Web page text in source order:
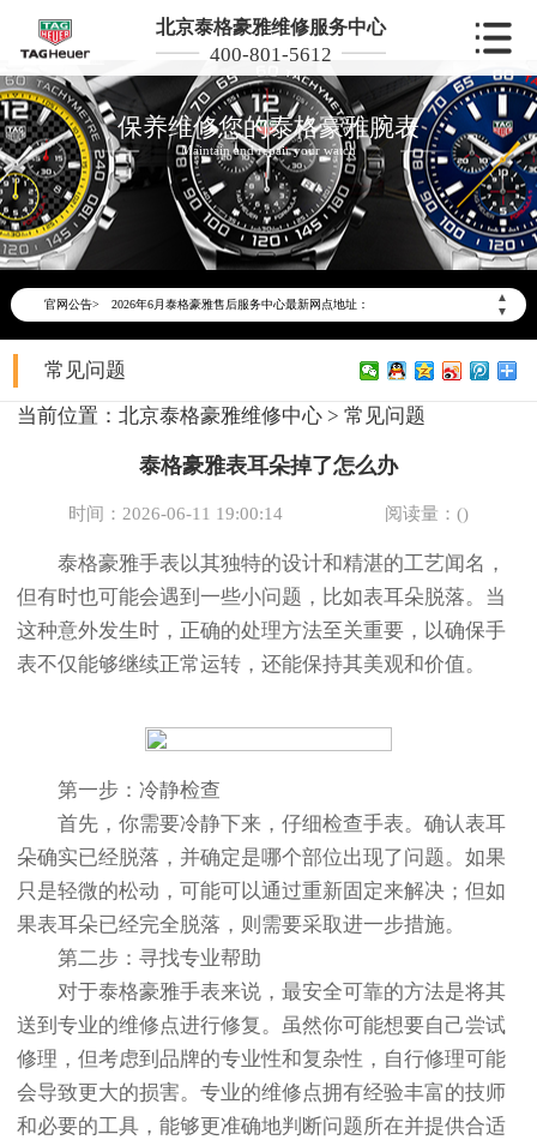
北京泰格豪雅维修服务中心
400-801-5612
保养维修您的泰格豪雅腕表
Maintain and repair your watch
官网公告>
▲
▼
2026年6月泰格豪雅北京市售后服务网络优化升级公告
2026年6月北京市泰格豪雅官方售后客户服务热线：400-801-5612
2026年6月泰格豪雅售后服务中心最新网点地址：
北京市东城区东长安街1号东方广场写字楼W3座6层602室（需提前预约）
北京市朝阳区建国门外大街甲6号华熙国际中心写字楼D座11层1102室（需提前预约）
节假日正常营业！
常见问题
当前位置： 北京泰格豪雅维修中心 > 常见问题
泰格豪雅表耳朵掉了怎么办
时间：2026-06-11 19:00:14 阅读量：()
泰格豪雅手表以其独特的设计和精湛的工艺闻名，
但有时也可能会遇到一些小问题，比如表耳朵脱落。当
这种意外发生时，正确的处理方法至关重要，以确保手
表不仅能够继续正常运转，还能保持其美观和价值。
第一步：冷静检查
首先，你需要冷静下来，仔细检查手表。确认表耳
朵确实已经脱落，并确定是哪个部位出现了问题。如果
只是轻微的松动，可能可以通过重新固定来解决；但如
果表耳朵已经完全脱落，则需要采取进一步措施。
第二步：寻找专业帮助
对于泰格豪雅手表来说，最安全可靠的方法是将其
送到专业的维修点进行修复。虽然你可能想要自己尝试
修理，但考虑到品牌的专业性和复杂性，自行修理可能
会导致更大的损害。专业的维修点拥有经验丰富的技师
和必要的工具，能够更准确地判断问题所在并提供合适